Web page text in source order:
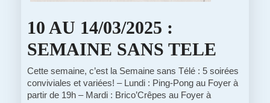
10 AU 14/03/2025 :
SEMAINE SANS TELE
AU
14/03/
Cette semaine, c’est la Semaine sans Télé : 5 soirées
conviviales et variées! – Lundi : Ping-Pong au Foyer à
partir de 19h – Mardi : Brico’Crêpes au Foyer à